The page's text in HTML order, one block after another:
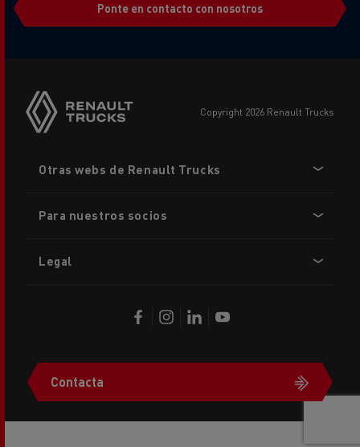
Ponte en contacto con nosotros
copyright 2026 Renault Trucks
menu
Otras webs de Renault Trucks
Para nuestros socios
Legal
Contacta